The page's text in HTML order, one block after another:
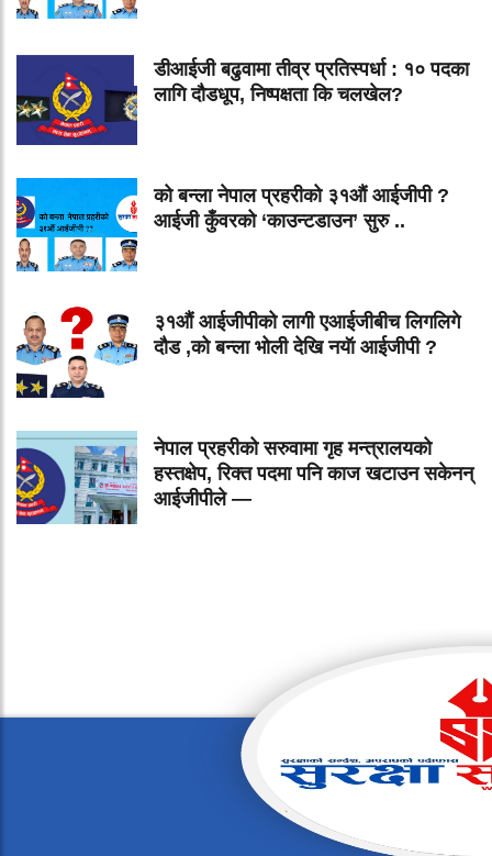
डीआईजी बढुवामा तीव्र प्रतिस्पर्धा : १० पदका
लागि दौडधूप, निष्पक्षता कि चलखेल?
को बन्ला नेपाल प्रहरीको ३१औं आईजीपी ?
आईजी कुँवरको ‘काउन्टडाउन’ सुरु ..
३१औं आईजीपीको लागी एआईजीबीच लिगलिगे
दौड ,को बन्ला भोली देखि नयॅा आईजीपी ?
नेपाल प्रहरीको सरुवामा गृह मन्त्रालयको
हस्तक्षेप, रिक्त पदमा पनि काज खटाउन सकेनन्
आईजीपीले —